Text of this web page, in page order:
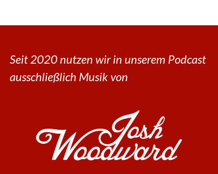
Seit 2020 nutzen wir in unserem Podcast
ausschließlich Musik von